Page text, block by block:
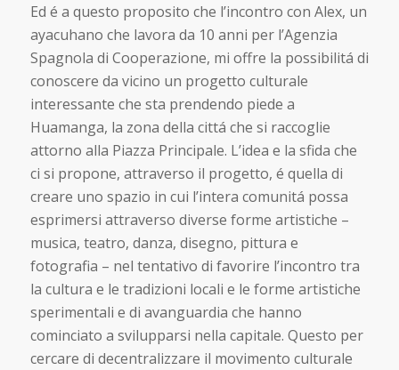
Ed é a questo proposito che l’incontro con Alex, un
ayacuhano che lavora da 10 anni per l’Agenzia
Spagnola di Cooperazione, mi offre la possibilitá di
conoscere da vicino un progetto culturale
interessante che sta prendendo piede a
Huamanga, la zona della cittá che si raccoglie
attorno alla Piazza Principale. L’idea e la sfida che
ci si propone, attraverso il progetto, é quella di
creare uno spazio in cui l’intera comunitá possa
esprimersi attraverso diverse forme artistiche –
musica, teatro, danza, disegno, pittura e
fotografia – nel tentativo di favorire l’incontro tra
la cultura e le tradizioni locali e le forme artistiche
sperimentali e di avanguardia che hanno
cominciato a svilupparsi nella capitale. Questo per
cercare di decentralizzare il movimento culturale